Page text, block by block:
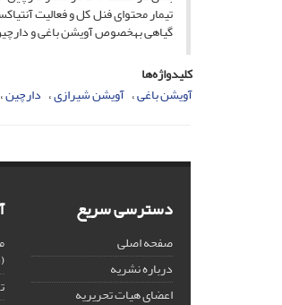
تیمار محتوای فنل کل و فعالیت
گیاهی به­خصوص آویشن باغی و
کلیدواژه‌ها
آویشن باغی آویشن شیرازی دارچین
دسترسی سریع
صفحه اصلی
درباره نشریه
اعضای هیات تحریریه
(Scope)